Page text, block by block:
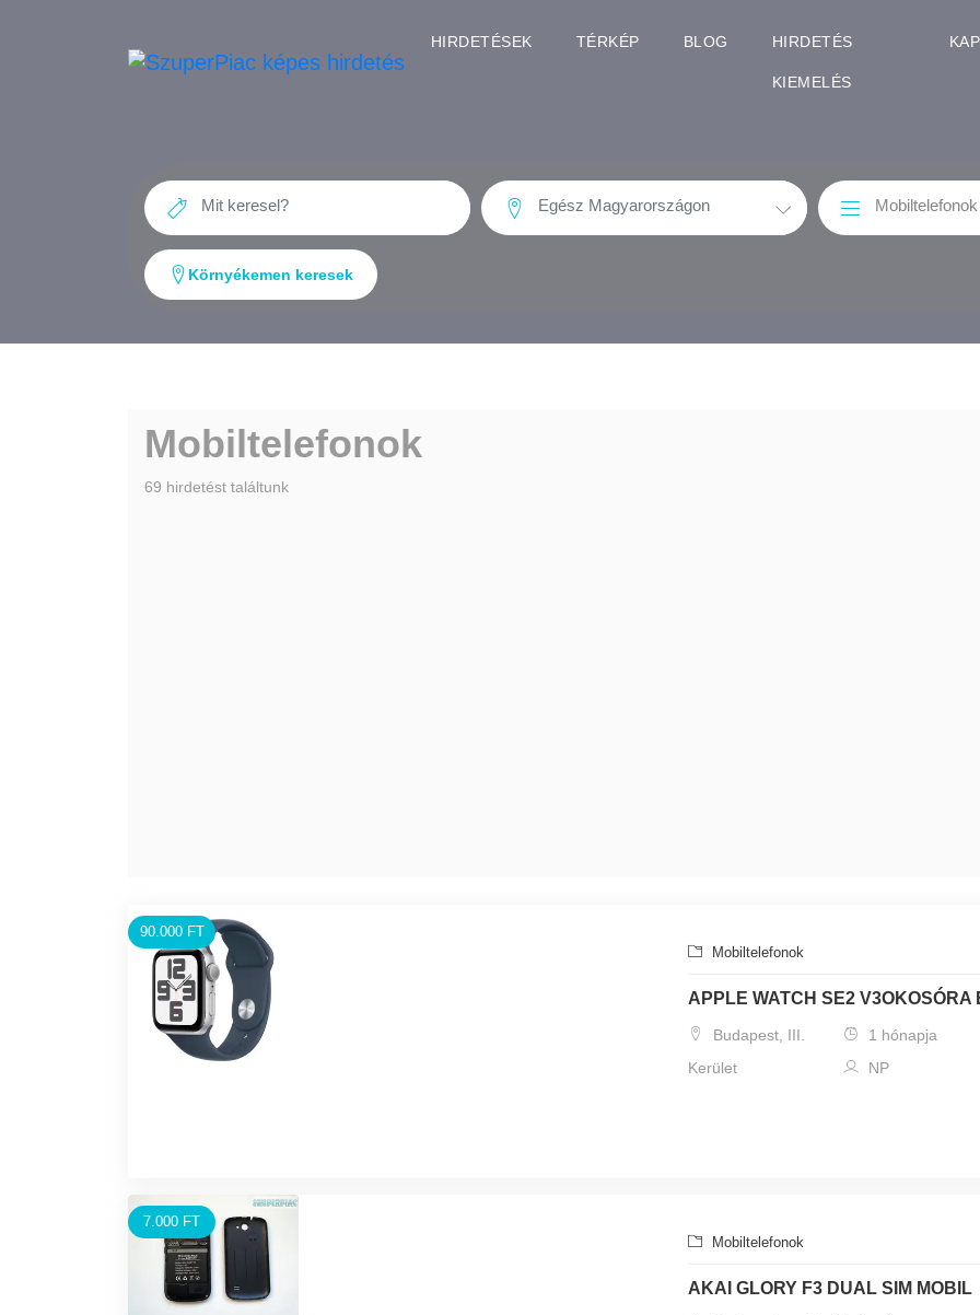
HIRDETÉSEK TÉRKÉP BLOG HIRDETÉS
KIEMELÉS
Környékemen keresek
Mobiltelefonok
69 hirdetést találtunk
90.000 FT
Mobiltelefonok
APPLE WATCH SE2 V3OKOSÓRA
Budapest, III.
Kerület
1 hónapja
NP
7.000 FT
Mobiltelefonok
AKAI GLORY F3 DUAL SIM MOBIL